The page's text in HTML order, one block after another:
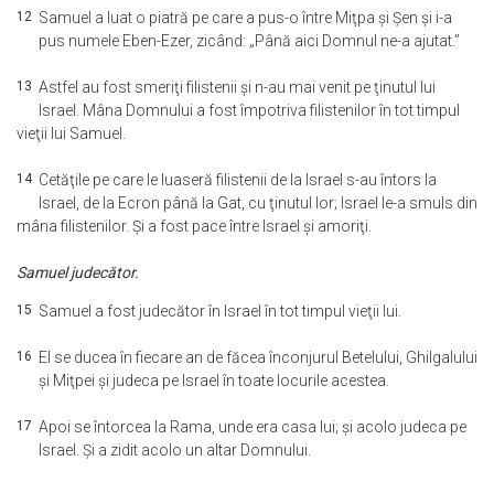
12 Samuel a luat o piatră pe care a pus-o între Miţpa şi Şen şi i-a
pus numele Eben-Ezer, zicând: „Până aici Domnul ne-a ajutat.”
13 Astfel au fost smeriţi filistenii şi n-au mai venit pe ţinutul lui
Israel. Mâna Domnului a fost împotriva filistenilor în tot timpul
vieţii lui Samuel.
14 Cetăţile pe care le luaseră filistenii de la Israel s-au întors la
Israel, de la Ecron până la Gat, cu ţinutul lor; Israel le-a smuls din
mâna filistenilor. Şi a fost pace între Israel şi amoriţi.
Samuel judecător.
15 Samuel a fost judecător în Israel în tot timpul vieţii lui.
16 El se ducea în fiecare an de făcea înconjurul Betelului, Ghilgalului
şi Miţpei şi judeca pe Israel în toate locurile acestea.
17 Apoi se întorcea la Rama, unde era casa lui; şi acolo judeca pe
Israel. Şi a zidit acolo un altar Domnului.